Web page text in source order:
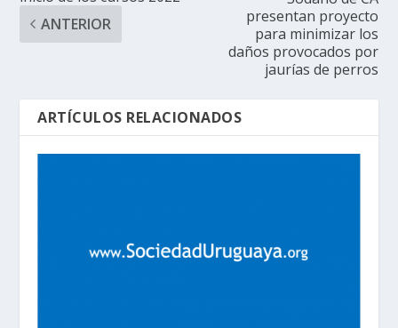
ANTERIOR
presentan proyecto
para minimizar los
daños provocados por
jaurías de perros
ARTÍCULOS RELACIONADOS